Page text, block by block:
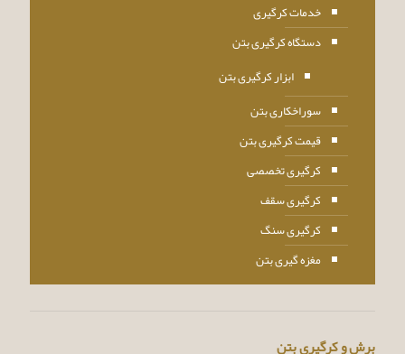
خدمات کرگیری
دستگاه کرگیری بتن
ابزار کرگیری بتن
سوراخکاری بتن
قیمت کرگیری بتن
کرگیری تخصصی
کرگیری سقف
کرگیری سنگ
مغزه گیری بتن
برش و کرگیری بتن